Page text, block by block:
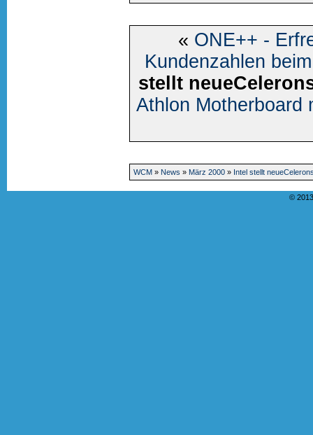
« ONE++ -
Kundenzahlen
stellt
Athlon Motherboard
WCM » News » März 2000» Intel stellt
©